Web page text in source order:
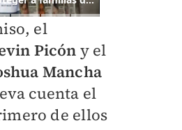
el
Picón y el
Mancha
cuenta el
de ellos